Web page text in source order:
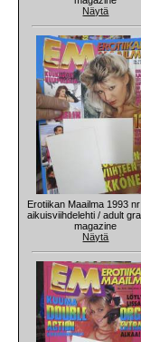
Näytä
Erotiikan Maailma 1993
aikuisviihdelehti / adult
magazine
Näytä